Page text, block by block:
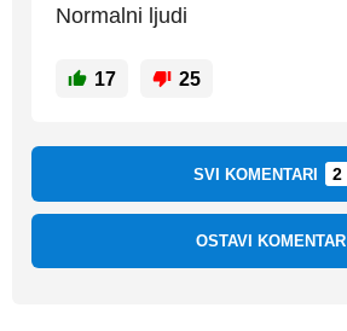
Normalni ljudi
17 25
SVI KOMENTARI 2
OSTAVI KOMENTAR